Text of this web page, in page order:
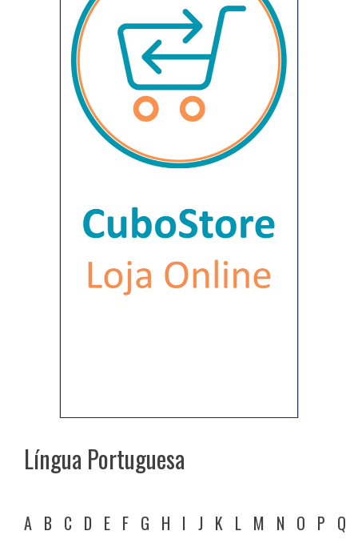
Língua Portuguesa
A B C D E F G H I J K L M N O P Q